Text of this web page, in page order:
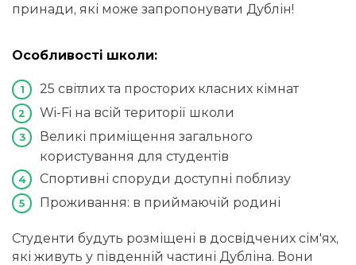
принади, які може запропонувати Дублін!
Особливості школи:
25 світлих та просторих класних кімнат
Wi-Fi на всій території школи
Великі приміщення загального
користування для студентів
Спортивні споруди доступні поблизу
Проживання: в приймаючій родині
Студенти будуть розміщені в досвідчених сім'ях,
які живуть у південній частині Дубліна. Вони